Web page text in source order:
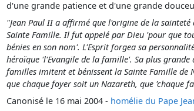
d'une grande patience et d'une grande
"Jean Paul II a affirmé que l'origine de la sainteté
Sainte Famille. Il fut appelé par Dieu 'pour que
bénies en son nom'. L'Esprit forgea sa
héroïque 'l'Evangile de la famille'. Sa plus
familles imitent et bénissent la Sainte Famille de
que chaque foyer soit un Nazareth, que 'chaque
Canonisé le 16 mai 2004 - homélie du Pape